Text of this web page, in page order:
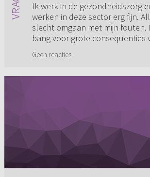
Ik werk in de gezondheidszorg
werken in deze sector erg fijn.
slecht omgaan met mijn fouten.
bang voor grote consequenties
Geen reacties